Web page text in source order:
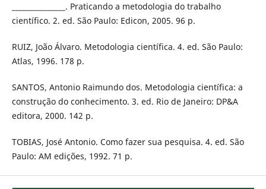
_______________. Praticando a metodologia do trabalho
científico. 2. ed. São Paulo: Edicon, 2005. 96 p.
RUIZ, João Álvaro. Metodologia científica. 4. ed. São Paulo:
Atlas, 1996. 178 p.
SANTOS, Antonio Raimundo dos. Metodologia científica: a
construção do conhecimento. 3. ed. Rio de Janeiro: DP&A
editora, 2000. 142 p.
TOBIAS, José Antonio. Como fazer sua pesquisa. 4. ed. São
Paulo: AM edições, 1992. 71 p.